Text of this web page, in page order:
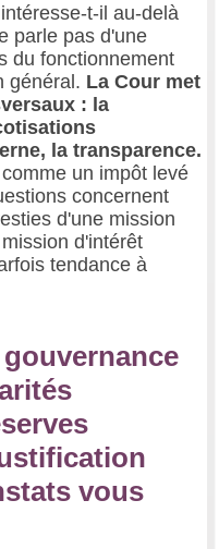
t-il au-delà
parle pas d'une
du fonctionnement
général. La Cour met
: la
la transparence.
un impôt levé
concernent
d'une mission
d'intérêt
tendance à
vous